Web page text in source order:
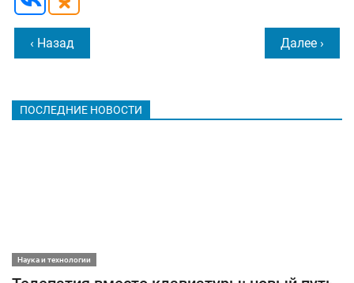
‹ Назад Далее ›
ПОСЛЕДНИЕ НОВОСТИ
Наука и технологии